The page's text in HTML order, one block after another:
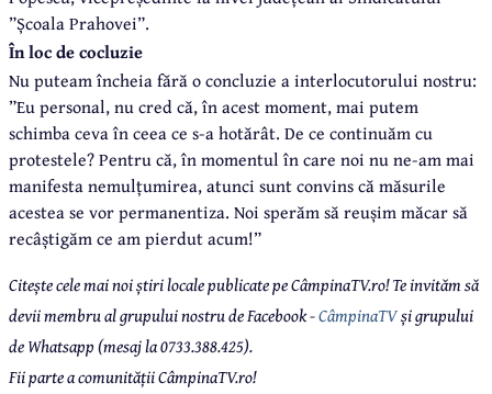
”Școala Prahovei”.
În loc de cocluzie
Nu puteam încheia fără o concluzie a interlocutorului nostru:
”Eu personal, nu cred că, în acest moment, mai putem
schimba ceva în ceea ce s-a hotărât. De ce continuăm cu
protestele? Pentru că, în momentul în care noi nu ne-am mai
manifesta nemulțumirea, atunci sunt convins că măsurile
acestea se vor permanentiza. Noi sperăm să reușim măcar să
recâștigăm ce am pierdut acum!”
Citește cele mai noi știri locale publicate pe CâmpinaTV.ro! Te invităm să
devii membru al grupului nostru de Facebook -CâmpinaTVși grupului
de Whatsapp (mesaj la 0733.388.425).
Fii parte a comunității CâmpinaTV.ro!